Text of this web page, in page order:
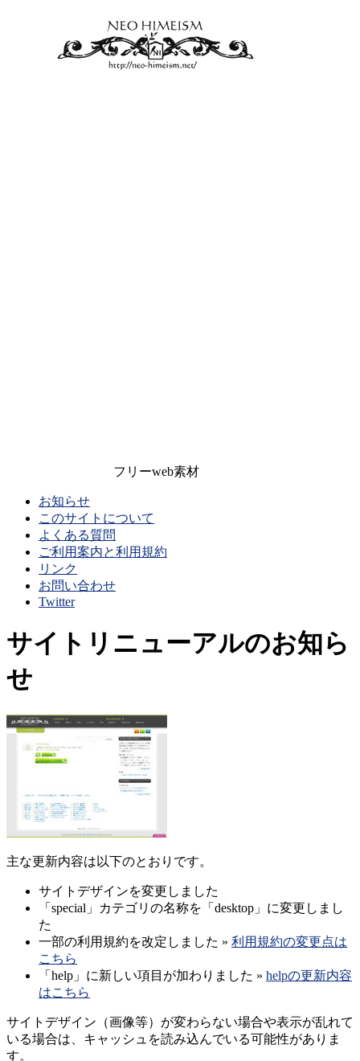
フリーweb素材
お知らせ
このサイトについて
よくある質問
ご利用案内と利用規約
リンク
お問い合わせ
Twitter
サイトリニューアルのお知ら
せ
主な更新内容は以下のとおりです。
サイトデザインを変更しました
「special」カテゴリの名称を「desktop」に変更しまし
た
一部の利用規約を改定しました » 利用規約の変更点は
こちら
「help」に新しい項目が加わりました » helpの更新内容
はこちら
サイトデザイン（画像等）が変わらない場合や表示が乱れて
いる場合は、キャッシュを読み込んでいる可能性がありま
す。